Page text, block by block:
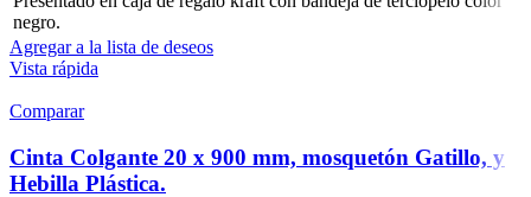
negro.
Agregar a la lista de deseos
Vista rápida
Comparar
Cinta Colgante 20 x 900 mm, mosquetón Gatillo, y
Hebilla Plástica.